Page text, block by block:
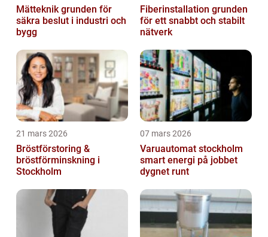
Mätteknik grunden för
säkra beslut i industri och
bygg
Fiberinstallation grunden
för ett snabbt och stabilt
nätverk
21 mars 2026
Bröstförstoring &
bröstförminskning i
Stockholm
07 mars 2026
Varuautomat stockholm
smart energi på jobbet
dygnet runt